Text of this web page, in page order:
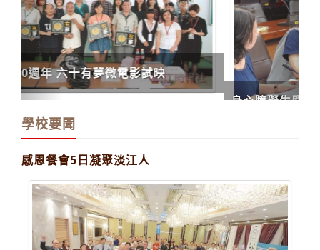
身心障礙生暨家長120人座談
學校要聞
感恩餐會5日凝聚淡江人